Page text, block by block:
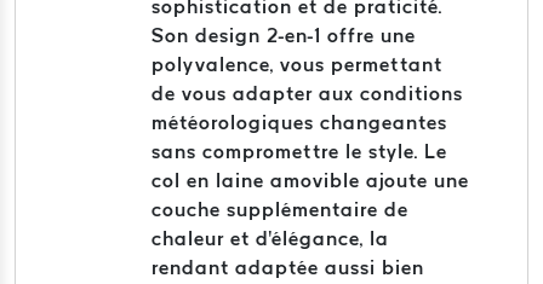
sophistication et de praticité.
Son design 2-en-1 offre une
polyvalence, vous permettant
de vous adapter aux conditions
météorologiques changeantes
sans compromettre le style. Le
col en laine amovible ajoute une
couche supplémentaire de
chaleur et d'élégance, la
rendant adaptée aussi bien